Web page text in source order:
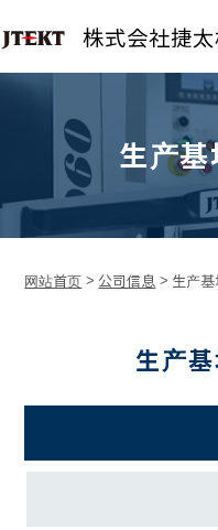
株式会社捷
生产基
网站首页 > 公司信息 > 生产
生产